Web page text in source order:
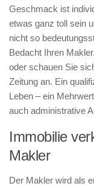
Geschmack ist
etwas ganz toll sein
nicht so
Bedacht Ihren
oder schauen Sie
Zeitung an. Ein
Leben – ein
auch administrative
Immobilie
Makler
Der Makler wird als